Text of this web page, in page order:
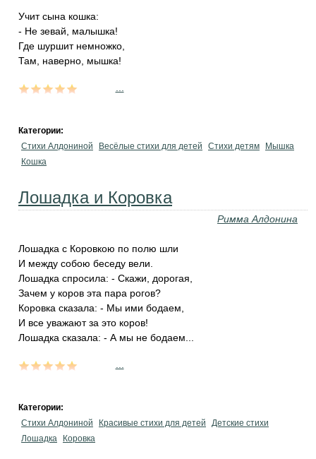
Учит сына кошка:
- Не зевай, малышка!
Где шуршит немножко,
Там, наверно, мышка!
Категории:
Стихи Алдониной
Весёлые стихи для детей Стихи детям
Мышка
Кошка
Лошадка и Коровка
Римма Алдонина
Лошадка с Коровкою по полю шли
И между собою беседу вели.
Лошадка спросила: - Скажи, дорогая,
Зачем у коров эта пара рогов?
Коровка сказала: - Мы ими бодаем,
И все уважают за это коров!
Лошадка сказала: - А мы не бодаем...
Категории:
Стихи Алдониной
Красивые стихи для детей
Детские стихи
Лошадка
Коровка